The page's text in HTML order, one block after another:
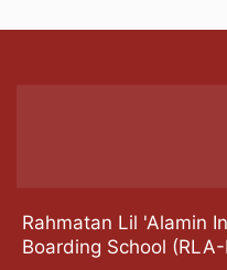
Rahmatan Lil 'Alamin
Boarding School (RLA-